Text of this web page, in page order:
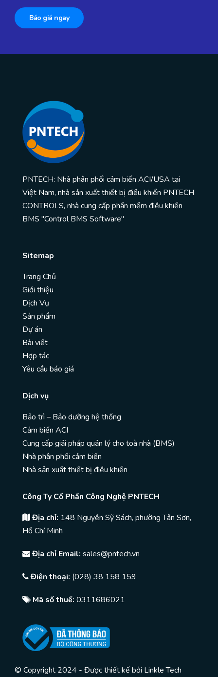
Báo giá ngay
PNTECH: Nhà phân phối cảm biến ACI/USA tại
Việt Nam, nhà sản xuất thiết bị điều khiển PNTECH
CONTROLS, nhà cung cấp phần mềm điều khiển
BMS "Control BMS Software"
Sitemap
Trang Chủ
Giới thiệu
Dịch Vụ
Sản phẩm
Dự án
Bài viết
Hợp tác
Yêu cầu báo giá
Dịch vụ
Bảo trì – Bảo dưỡng hệ thống
Cảm biến ACI
Cung cấp giải pháp quản lý cho toà nhà (BMS)
Nhà phân phối cảm biến
Nhà sản xuất thiết bị điều khiển
Công Ty Cổ Phần Công Nghệ PNTECH
Địa chỉ: 148 Nguyễn Sỹ Sách, phường Tân Sơn,
Hồ Chí Minh
Địa chỉ Email: sales@pntech.vn
Điện thoại: (028) 38 158 159
Mã số thuế: 0311686021
© Copyright 2024 - Được thiết kế bởi Linkle Tech